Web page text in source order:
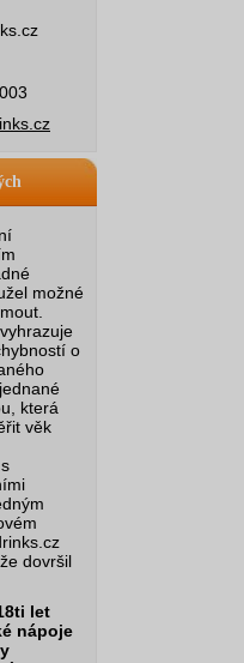
možné
o
která
věk
dovršil
let
nápoje